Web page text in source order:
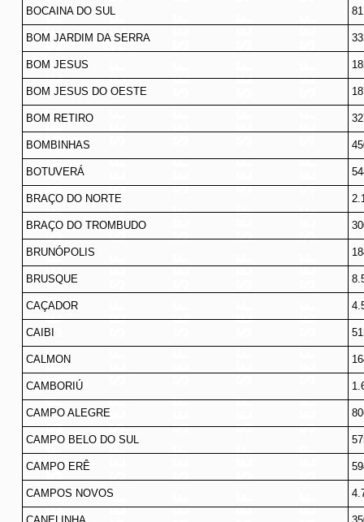
BOCAINA DO SUL
BOM JARDIM DA SERRA
BOM JESUS
BOM JESUS DO OESTE
BOM RETIRO
BOMBINHAS
BOTUVERÁ
BRAÇO DO NORTE
BRAÇO DO TROMBUDO
BRUNÓPOLIS
BRUSQUE
CAÇADOR
CAIBI
CALMON
CAMBORIÚ
CAMPO ALEGRE
CAMPO BELO DO SUL
CAMPO ERÊ
CAMPOS NOVOS